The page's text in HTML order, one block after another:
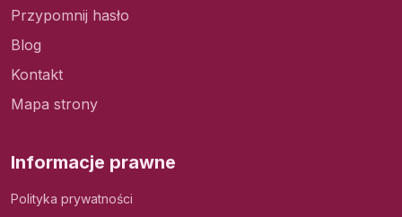
Przypomnij hasło
Blog
Kontakt
Mapa strony
Informacje prawne
Polityka prywatności